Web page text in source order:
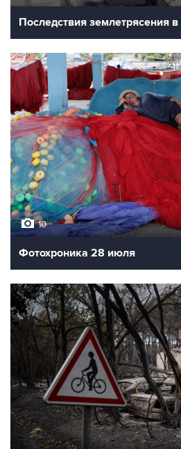
Последствия землетрясения
10
Фотохроника 28 июля